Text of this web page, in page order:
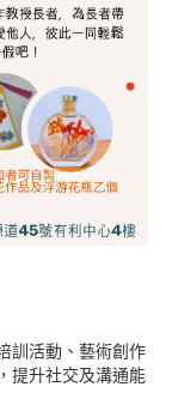
訓活動、藝術創作
提升社交及溝通能